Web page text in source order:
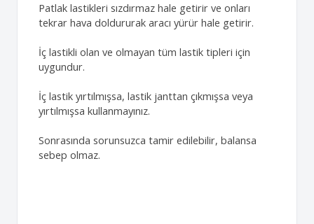
Patlak lastikleri sızdırmaz hale getirir ve onları
tekrar hava doldururak aracı yürür hale getirir.
İç lastikli olan ve olmayan tüm lastik tipleri için
uygundur.
İç lastik yırtılmışsa, lastik janttan çıkmışsa veya
yırtılmışsa kullanmayınız.
Sonrasında sorunsuzca tamir edilebilir, balansa
sebep olmaz.